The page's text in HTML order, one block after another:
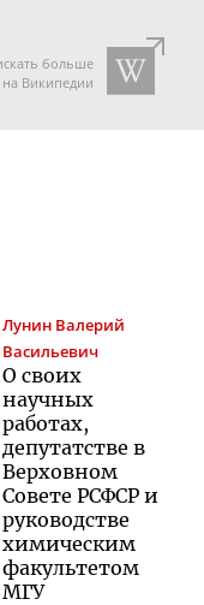
больше
Википедии
Лунин Валерий
Васильевич
О своих
научных
работах,
депутатстве в
Верховном
Совете РСФСР и
руководстве
химическим
факультетом
МГУ